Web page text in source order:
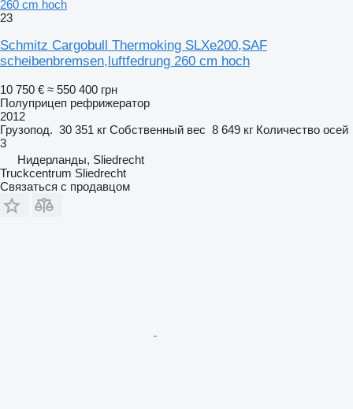
260 cm hoch
23
Schmitz Cargobull Thermoking SLXe200,SAF
scheibenbremsen,luftfedrung 260 cm hoch
10 750 € ≈ 550 400 грн
Полуприцеп рефрижератор
2012
Грузопод. 30 351 кг Собственный вес 8 649 кг Количество осей
3
Нидерланды, Sliedrecht
Truckcentrum Sliedrecht
Связаться с продавцом